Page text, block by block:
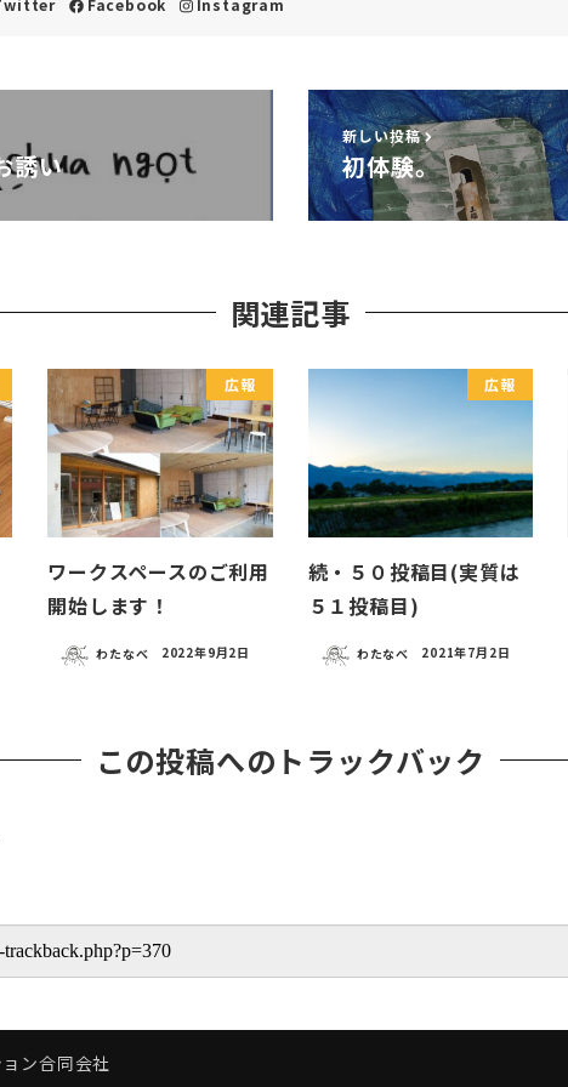
Facebook Instagram
誘い
新しい投稿
初体験。
関連記事
広報
ワークスペースのご利用
開始します！
わたなべ 2022年9月2日
広報
続・５０投稿目(実質は
５１投稿目)
わたなべ 2021年7月2日
この投稿へのトラックバック
ン合同会社